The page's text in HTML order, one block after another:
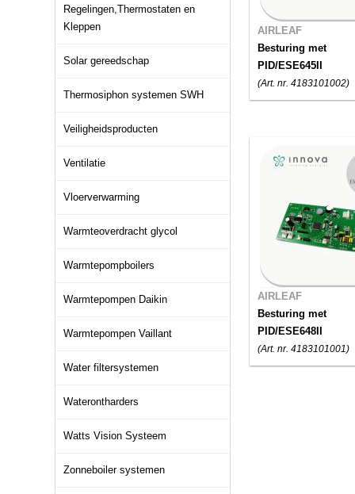
Regelingen,Thermostaten en
Kleppen
Solar gereedschap
Thermosiphon systemen SWH
Veiligheidsproducten
Ventilatie
Vloerverwarming
Warmteoverdracht glycol
Warmtepompboilers
Warmtepompen Daikin
Warmtepompen Vaillant
Water filtersystemen
Waterontharders
Watts Vision Systeem
Zonneboiler systemen
AIRLEAF
Besturing met
PID/ESE645II
(Art. nr. 4183101002)
AIRLEAF
Besturing met
PID/ESE648II
(Art. nr. 4183101001)